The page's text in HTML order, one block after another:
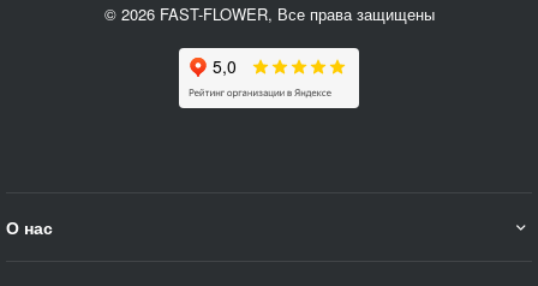
© 2026 FAST-FLOWER, Все права защищены
О нас